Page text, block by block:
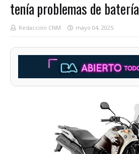
tenía problemas de batería
Redacción CNM mayo 04, 2025